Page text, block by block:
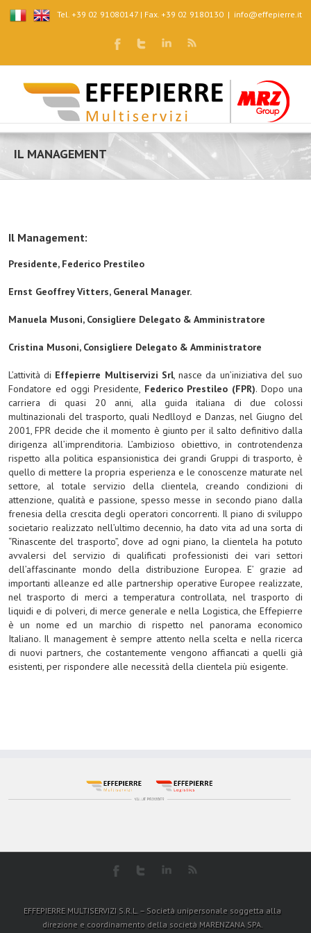
Tel. +39 02 91080147 | Fax. +39 02 9180130 | info@effepierre.it
IL MANAGEMENT
Il Management:
Presidente, Federico Prestileo
Ernst Geoffrey Vitters, General Manager.
Manuela Musoni, Consigliere Delegato & Amministratore
Cristina Musoni, Consigliere Delegato & Amministratore
L’attività di Effepierre Multiservizi Srl, nasce da un’iniziativa del suo
Fondatore ed oggi Presidente, Federico Prestileo (FPR). Dopo una
carriera di quasi 20 anni, alla guida italiana di due colossi
multinazionali del trasporto, quali Nedlloyd e Danzas, nel Giugno del
2001, FPR decide che il momento è giunto per il salto definitivo dalla
dirigenza all’imprenditoria. L’ambizioso obiettivo, in controtendenza
rispetto alla politica espansionistica dei grandi Gruppi di trasporto, è
quello di mettere la propria esperienza e le conoscenze maturate nel
settore, al totale servizio della clientela, creando condizioni di
attenzione, qualità e passione, spesso messe in secondo piano dalla
frenesia della crescita degli operatori concorrenti. Il piano di sviluppo
societario realizzato nell’ultimo decennio, ha dato vita ad una sorta di
“Rinascente del trasporto”, dove ad ogni piano, la clientela ha potuto
avvalersi del servizio di qualificati professionisti dei vari settori
dell’affascinante mondo della distribuzione Europea. E’ grazie ad
importanti alleanze ed alle partnership operative Europee realizzate,
nel trasporto di merci a temperatura controllata, nel trasporto di
liquidi e di polveri, di merce generale e nella Logistica, che Effepierre
è un nome ed un marchio di rispetto nel panorama economico
Italiano. Il management è sempre attento nella scelta e nella ricerca
di nuovi partners, che costantemente vengono affiancati a quelli già
esistenti, per rispondere alle necessità della clientela più esigente.
EFFEPIERRE MULTISERVIZI S.R.L. – Società unipersonale soggetta alla
direzione e coordinamento della società MARENZANA SPA.